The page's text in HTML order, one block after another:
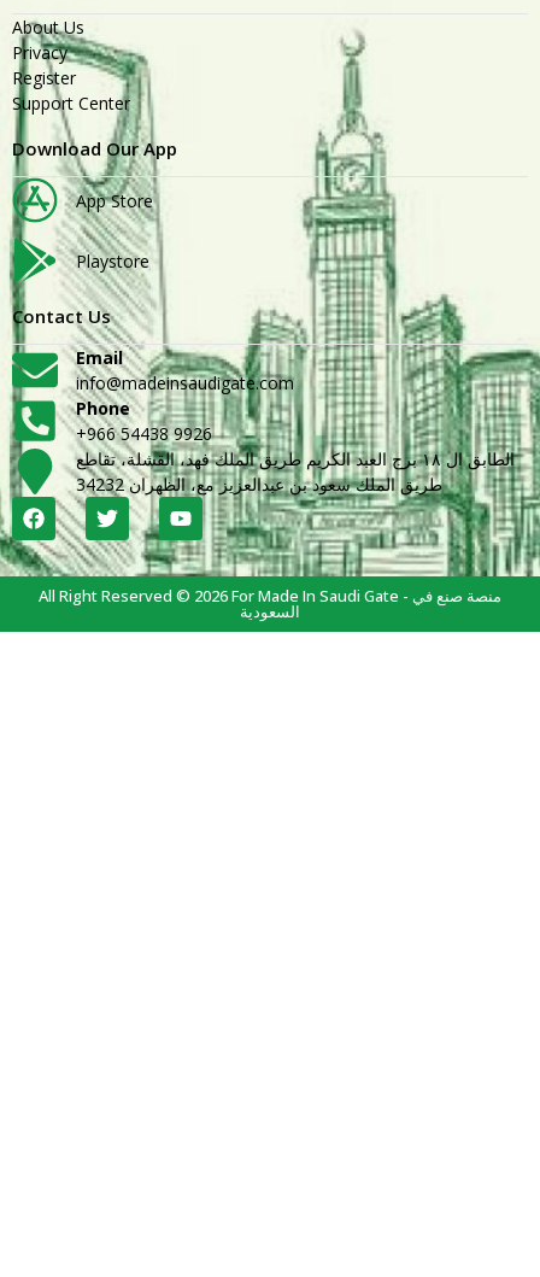
About Us
Privacy
Register
Support Center
Download Our App
App Store
Playstore
Contact Us
Email
info@madeinsaudigate.com
Phone
+966 54438 9926
الطابق ال ١٨ برج العبد الكريم طريق الملك فهد، القشلة، تقاطع
طريق الملك سعود بن عبدالعزيز مع، الظهران 34232
All Right Reserved © 2026 For Made In Saudi Gate - منصة صنع في
السعودية